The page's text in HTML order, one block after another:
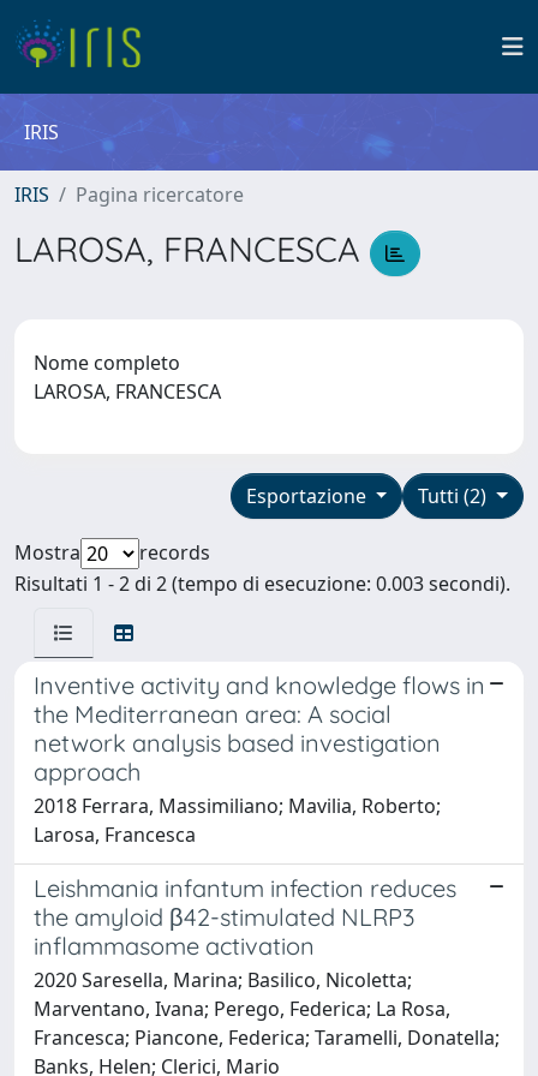
IRIS
IRIS Pagina ricercatore
LAROSA, FRANCESCA
Nome completo
LAROSA, FRANCESCA
Tutti (2)
Esportazione
Mostra
records
Risultati 1 - 2 di 2 (tempo di esecuzione: 0.003 secondi).
Inventive activity and knowledge flows in
the Mediterranean area: A social
network analysis based investigation
approach
2018 Ferrara, Massimiliano; Mavilia, Roberto;
Larosa, Francesca
Leishmania infantum infection reduces
the amyloid β42-stimulated NLRP3
inflammasome activation
2020 Saresella, Marina; Basilico, Nicoletta;
Marventano, Ivana; Perego, Federica; La Rosa,
Francesca; Piancone, Federica; Taramelli, Donatella;
Banks, Helen; Clerici, Mario